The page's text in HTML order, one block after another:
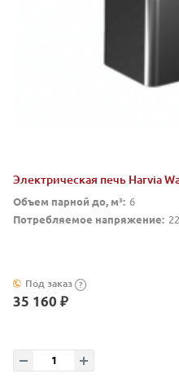
Электрическая печь Harvia
Объем парной до, м³: 6
Потребляемое напряжение:
Под заказ ?
35 160 ₽